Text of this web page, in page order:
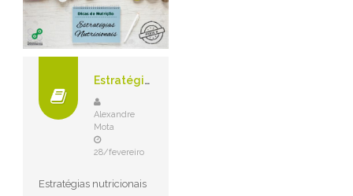
Estratégias Nutricionais – Preparação para Competições
Alexandre
Mota
28/fevereiro
Estratégias nutricionais